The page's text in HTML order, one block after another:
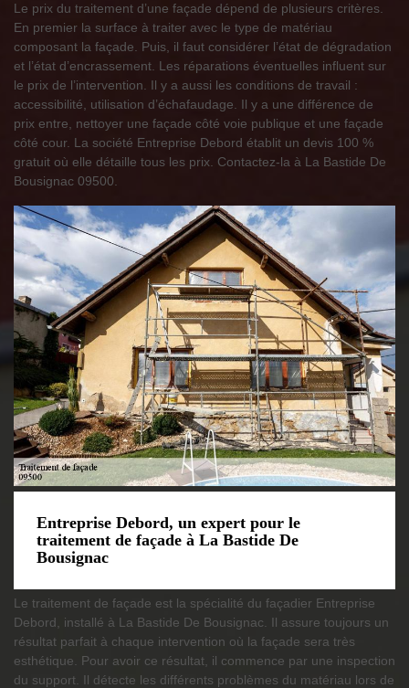
Le prix du traitement d’une façade dépend de plusieurs critères.
En premier la surface à traiter avec le type de matériau
composant la façade. Puis, il faut considérer l’état de dégradation
et l’état d’encrassement. Les réparations éventuelles influent sur
le prix de l’intervention. Il y a aussi les conditions de travail :
accessibilité, utilisation d’échafaudage. Il y a une différence de
prix entre, nettoyer une façade côté voie publique et une façade
côté cour. La société Entreprise Debord établit un devis 100 %
gratuit où elle détaille tous les prix. Contactez-la à La Bastide De
Bousignac 09500.
Entreprise Debord, un expert pour le
traitement de façade à La Bastide De
Bousignac
Le traitement de façade est la spécialité du façadier Entreprise
Debord, installé à La Bastide De Bousignac. Il assure toujours un
résultat parfait à chaque intervention où la façade sera très
esthétique. Pour avoir ce résultat, il commence par une inspection
du support. Il détecte les différents problèmes du matériau lors de